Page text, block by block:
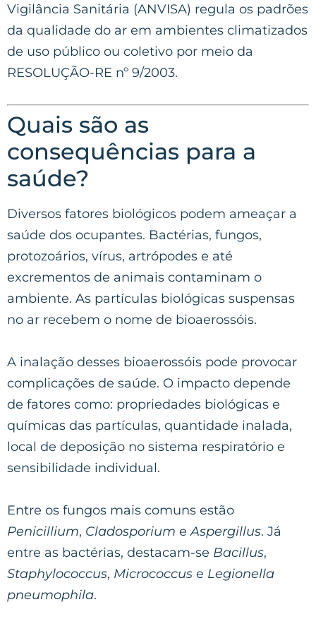
Vigilância Sanitária (ANVISA) regula os padrões
da qualidade do ar em ambientes climatizados
de uso público ou coletivo por meio da
RESOLUÇÃO-RE nº 9/2003.
Quais são as
consequências para a
saúde?
Diversos fatores biológicos podem ameaçar a
saúde dos ocupantes. Bactérias, fungos,
protozoários, vírus, artrópodes e até
excrementos de animais contaminam o
ambiente. As partículas biológicas suspensas
no ar recebem o nome de bioaerossóis.
A inalação desses bioaerossóis pode provocar
complicações de saúde. O impacto depende
de fatores como: propriedades biológicas e
químicas das partículas, quantidade inalada,
local de deposição no sistema respiratório e
sensibilidade individual.
Entre os fungos mais comuns estão
Penicillium, Cladosporium eAspergillus. Já
entre as bactérias, destacam-se Bacillus,
Staphylococcus, Micrococcus e Legionella
pneumophila.